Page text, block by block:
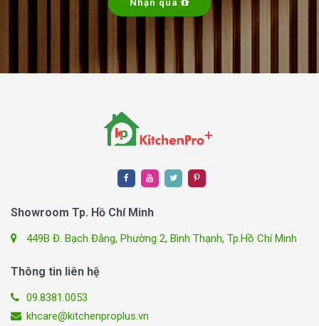
Nhận quà
Showroom Tp. Hồ Chí Minh
449B Đ. Bạch Đằng, Phường 2, Bình Thạnh, Tp.Hồ Chí Minh
Thông tin liên hệ
09.8381.0053
khcare@kitchenproplus.vn